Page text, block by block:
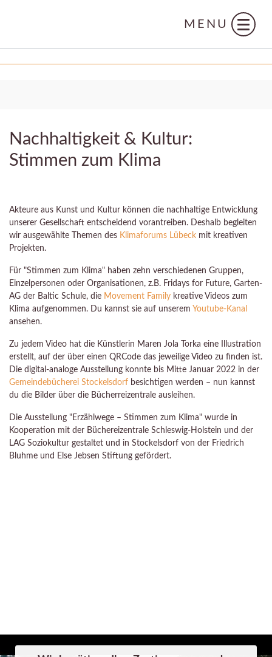
MENU
Nachhaltigkeit & Kultur:
Stimmen zum Klima
Akteure aus Kunst und Kultur können die nachhaltige Entwicklung
unserer Gesellschaft entscheidend vorantreiben. Deshalb begleiten
wir ausgewählte Themen des Klimaforums Lübeck mit kreativen
Projekten.
Für "Stimmen zum Klima" haben zehn verschiedenen Gruppen,
Einzelpersonen oder Organisationen, z.B. Fridays for Future, Garten-
AG der Baltic Schule, die Movement Family kreative Videos zum
Klima aufgenommen. Du kannst sie auf unserem Youtube-Kanal
ansehen.
Zu jedem Video hat die Künstlerin Maren Jola Torka eine Illustration
erstellt, auf der über einen QRCode das jeweilige Video zu finden ist.
Die digital-analoge Ausstellung konnte bis Mitte Januar 2022 in der
Gemeindebücherei Stockelsdorf besichtigen werden – nun kannst
du die Bilder über die Bücherreizentrale ausleihen.
Die Ausstellung "Erzählwege – Stimmen zum Klima" wurde in
Kooperation mit der Büchereizentrale Schleswig-Holstein und der
LAG Soziokultur gestaltet und in Stockelsdorf von der Friedrich
Bluhme und Else Jebsen Stiftung gefördert.